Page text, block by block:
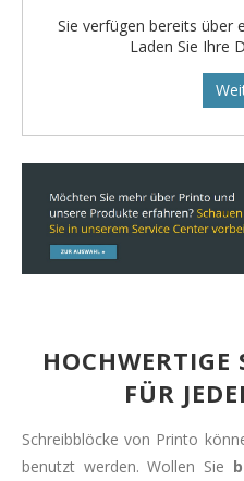
Sie verfügen bereits über
Laden Sie Ihre
HOCHWERTIGE
FÜR
Schreibblöcke von Printo
benutzt werden. Wollen Sie